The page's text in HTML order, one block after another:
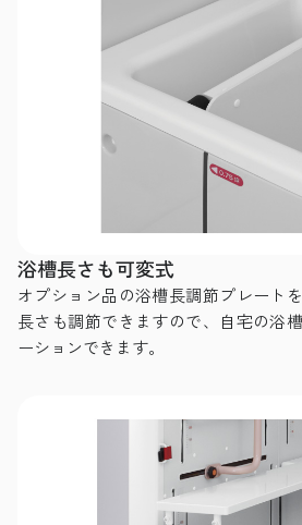
浴槽長さも可変式
オプション品の浴槽長調節プレート
長さも調節できますので、自宅の浴
ーションできます。